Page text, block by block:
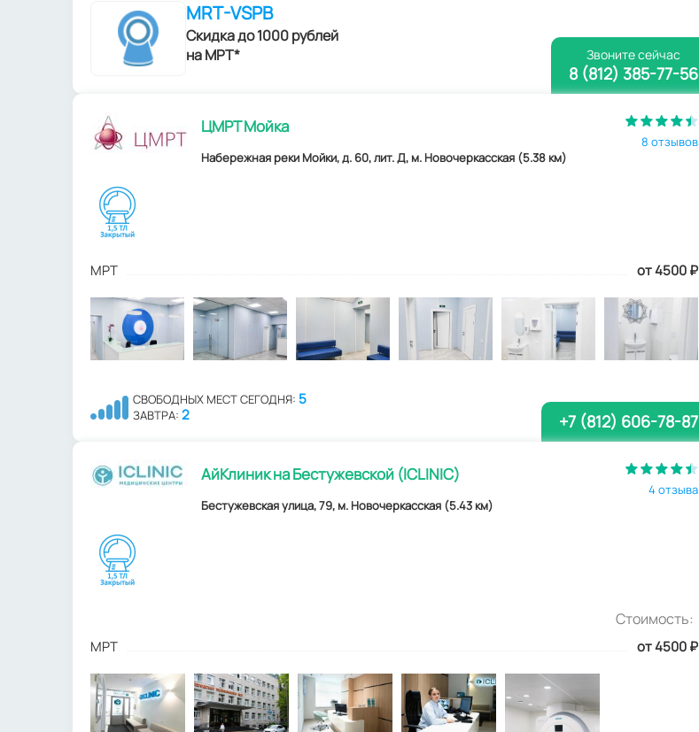
MRT-VSPB
Скидка до 1000 рублей
на МРТ*
Звоните сейчас
8 (812) 385-77-56
ЦМРТ Мойка
Набережная реки Мойки, д. 60, лит. Д, м. Новочеркасская (5.38 км)
8 отзывов
МРТ от 4500₽
СВОБОДНЫХ МЕСТ СЕГОДНЯ: 5
ЗАВТРА: 2 +7 (812) 606-78-87
АйКлиник на Бестужевской (ICLINIC)
Бестужевская улица, 79, м. Новочеркасская (5.43 км)
4 отзыва
Стоимость:
МРТ от 4500₽